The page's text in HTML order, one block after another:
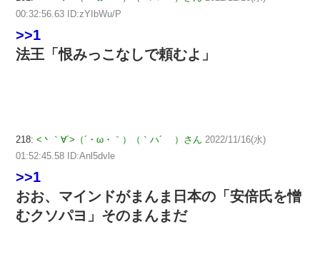
00:32:56.63 ID:zYIbWu/P
>>1
法王「恨みっこなしで頼むよ」
218: <丶｀∀´>（´・ω・｀）（｀ハ´ ）さん 2022/11/16(水)
01:52:45.58 ID:Anl5dvle
>>1
おお、マインドがまんま日本の「安倍氏を憎
むクソパヨ」そのまんまだ